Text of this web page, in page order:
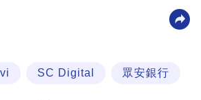
SC Digital 眾安銀行